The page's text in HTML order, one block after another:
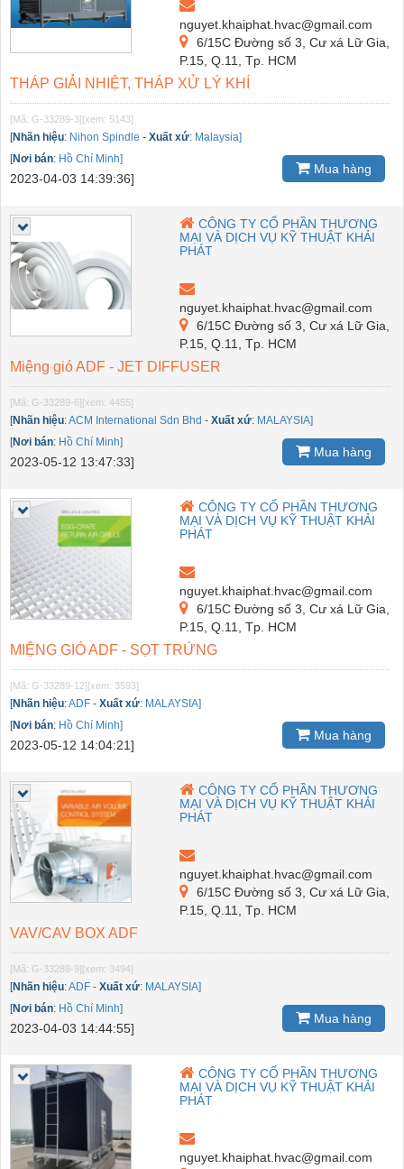
nguyet.khaiphat.hvac@gmail.com
6/15C Đường số 3, Cư xá Lữ Gia,
P.15, Q.11, Tp. HCM
THÁP GIẢI NHIỆT, THÁP XỬ LÝ KHÍ
[Mã: G-33289-3][xem: 5143]
[Nhãn hiệu: Nihon Spindle - Xuất xứ: Malaysia]
[Nơi bán: Hồ Chí Minh]
2023-04-03 14:39:36]
Mua hàng
CÔNG TY CỔ PHẦN THƯƠNG
MẠI VÀ DỊCH VỤ KỸ THUẬT KHẢI
PHÁT
nguyet.khaiphat.hvac@gmail.com
6/15C Đường số 3, Cư xá Lữ Gia,
P.15, Q.11, Tp. HCM
Miệng gió ADF - JET DIFFUSER
[Mã: G-33289-6][xem: 4455]
[Nhãn hiệu:ACM International Sdn Bhd - Xuất xứ: MALAYSIA]
[Nơi bán: Hồ Chí Minh]
2023-05-12 13:47:33]
Mua hàng
CÔNG TY CỔ PHẦN THƯƠNG
MẠI VÀ DỊCH VỤ KỸ THUẬT KHẢI
PHÁT
nguyet.khaiphat.hvac@gmail.com
6/15C Đường số 3, Cư xá Lữ Gia,
P.15, Q.11, Tp. HCM
MIỆNG GIÓ ADF - SỌT TRỨNG
[Mã: G-33289-12][xem: 3593]
[Nhãn hiệu:ADF - Xuất xứ: MALAYSIA]
[Nơi bán: Hồ Chí Minh]
2023-05-12 14:04:21]
Mua hàng
CÔNG TY CỔ PHẦN THƯƠNG
MẠI VÀ DỊCH VỤ KỸ THUẬT KHẢI
PHÁT
nguyet.khaiphat.hvac@gmail.com
6/15C Đường số 3, Cư xá Lữ Gia,
P.15, Q.11, Tp. HCM
VAV/CAV BOX ADF
[Mã: G-33289-9][xem: 3494]
[Nhãn hiệu:ADF - Xuất xứ: MALAYSIA]
[Nơi bán: Hồ Chí Minh]
2023-04-03 14:44:55]
Mua hàng
CÔNG TY CỔ PHẦN THƯƠNG
MẠI VÀ DỊCH VỤ KỸ THUẬT KHẢI
PHÁT
nguyet.khaiphat.hvac@gmail.com